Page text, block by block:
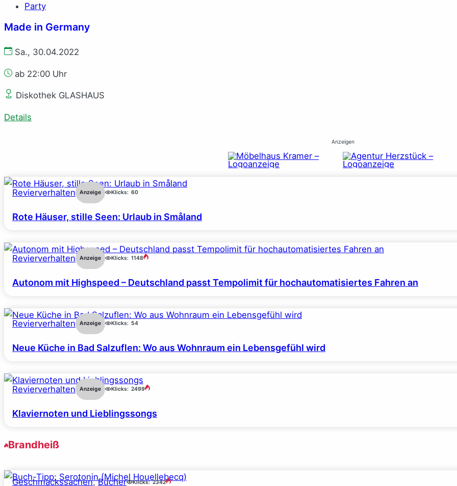
Party
Made in Germany
Sa., 30.04.2022
ab 22:00 Uhr
Diskothek GLASHAUS
Details
Anzeigen
Revierverhalten Anzeige Klicks: 60
Rote Häuser, stille Seen: Urlaub in Småland
Revierverhalten Anzeige Klicks: 1148
Autonom mit Highspeed – Deutschland passt Tempolimit für hochautomatisiertes Fahren an
Revierverhalten Anzeige Klicks: 54
Neue Küche in Bad Salzuflen: Wo aus Wohnraum ein Lebensgefühl wird
Revierverhalten Anzeige Klicks: 2499
Klaviernoten und Lieblingssongs
Brandheiß
Geschmackssachen, Bücher Klicks: 2342